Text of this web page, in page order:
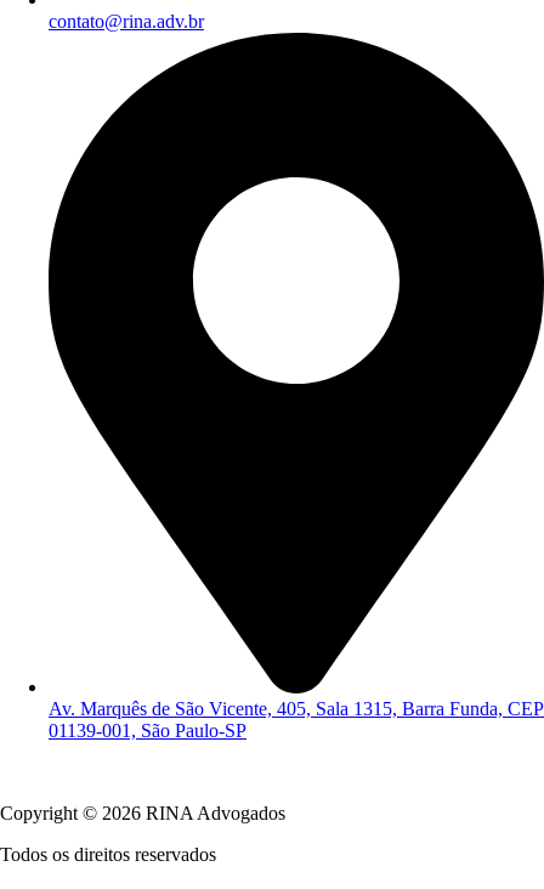
contato@rina.adv.br
Av. Marquês de São Vicente, 405, Sala 1315, Barra Funda, CEP
01139-001, São Paulo-SP
Copyright © 2026 RINA Advogados
Todos os direitos reservados